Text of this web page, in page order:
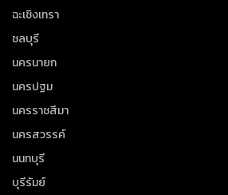
ฉะเชิงเทรา
ชลบุรี
นครนายก
นครปฐม
นครราชสีมา
นครสวรรค์
นนทบุรี
บุรีรัมย์